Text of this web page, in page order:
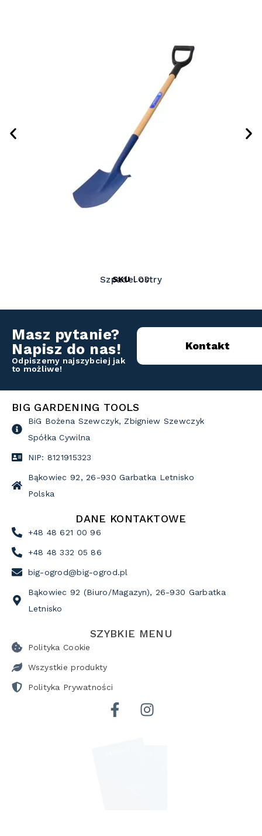
Szpadel ostry
SKULOD
Masz pytanie?
Napisz do nas!
Odpiszemy najszybciej jak
to możliwe!
Kontakt
BIG GARDENING TOOLS
BiG Bożena Szewczyk, Zbigniew Szewczyk
Spółka Cywilna
NIP: 8121915323
Bąkowiec 92, 26-930 Garbatka Letnisko
Polska
DANE KONTAKTOWE
+48 48 621 00 96
+48 48 332 05 86
big-ogrod@big-ogrod.pl
Bąkowiec 92 (Biuro/Magazyn), 26-930 Garbatka
Letnisko
SZYBKIE MENU
Polityka Cookie
Wszystkie produkty
Polityka Prywatności